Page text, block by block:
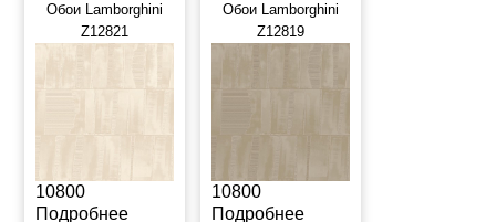
Обои Lamborghini
Z12821
10800
Подробнее
Обои Lamborghini
Z12819
10800
Подробнее